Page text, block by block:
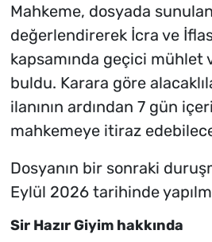
Mahkeme, dosyada
değerlendirerek İcra ve
kapsamında geçici mühlet
buldu. Karara göre
ilanının ardından 7 gün
mahkemeye itiraz
Dosyanın bir sonraki
Eylül 2026 tarihinde
Sir Hazır Giyim hakkında